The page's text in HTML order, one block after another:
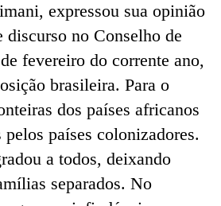
expressou sua opinião
discurso no Conselho de
fevereiro do corrente ano,
brasileira. Para o
dos países africanos
pelos países colonizadores.
a todos, deixando
separados. No